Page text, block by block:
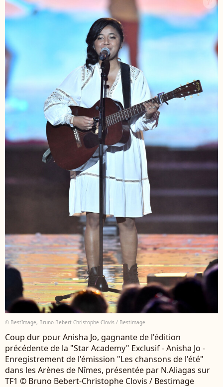
© BestImage, Bruno Bebert-Christophe Clovis / Bestimage
Coup dur pour Anisha Jo, gagnante de l'édition
précédente de la "Star Academy" Exclusif - Anisha Jo -
Enregistrement de l'émission "Les chansons de l'été"
dans les Arènes de Nîmes, présentée par N.Aliagas sur
TF1 © Bruno Bebert-Christophe Clovis / Bestimage